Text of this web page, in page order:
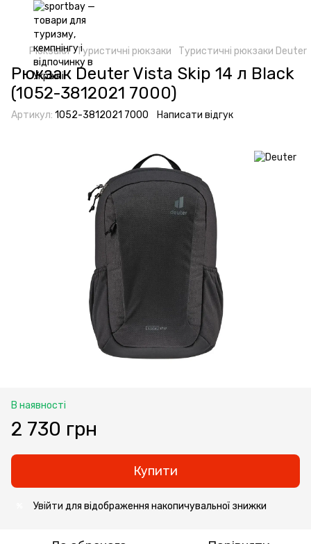
Рюкзаки Туристичні рюкзаки Туристичні рюкзаки Deuter
Рюкзак Deuter Vista Skip 14 л Black
(1052-3812021 7000)
Артикул: 1052-3812021 7000 Написати відгук
В наявності
2 730 грн
Купити
Увійти для відображення накопичувальної знижки